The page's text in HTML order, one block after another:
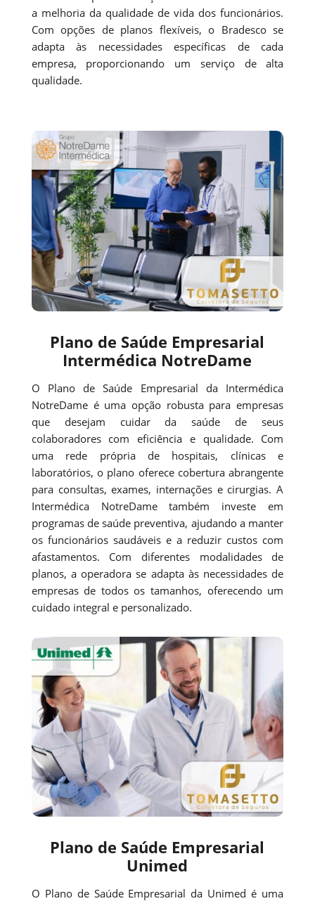
a melhoria da qualidade de vida dos funcionários.
Com opções de planos flexíveis, o Bradesco se
adapta às necessidades específicas de cada
empresa, proporcionando um serviço de alta
qualidade.
Plano de Saúde Empresarial
Intermédica NotreDame
O Plano de Saúde Empresarial da Intermédica
NotreDame é uma opção robusta para empresas
que desejam cuidar da saúde de seus
colaboradores com eficiência e qualidade. Com
uma rede própria de hospitais, clínicas e
laboratórios, o plano oferece cobertura abrangente
para consultas, exames, internações e cirurgias. A
Intermédica NotreDame também investe em
programas de saúde preventiva, ajudando a manter
os funcionários saudáveis e a reduzir custos com
afastamentos. Com diferentes modalidades de
planos, a operadora se adapta às necessidades de
empresas de todos os tamanhos, oferecendo um
cuidado integral e personalizado.
Plano de Saúde Empresarial
Unimed
O Plano de Saúde Empresarial da Unimed é uma